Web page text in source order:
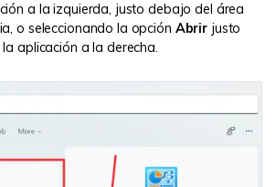
a la izquierda, justo debajo del área
o seleccionando la opción Abrir justo
aplicación a la derecha.